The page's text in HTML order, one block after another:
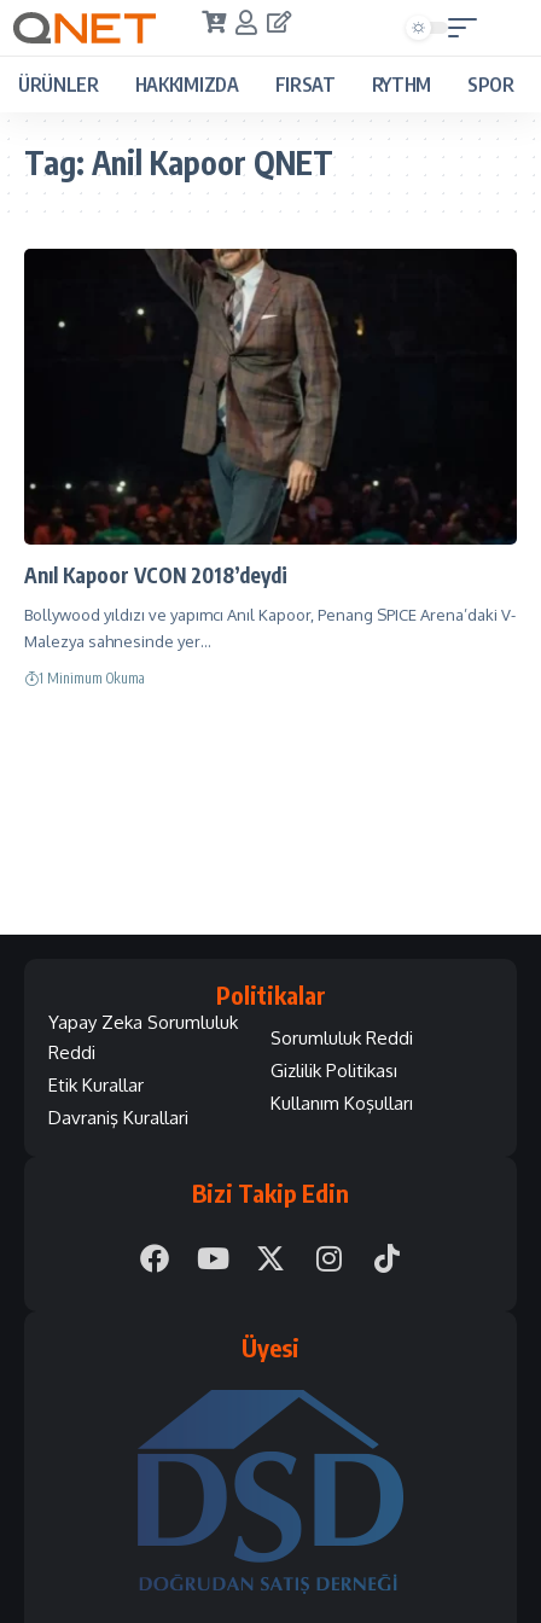
ÜRÜNLER HAKKIMIZDA FIRSAT RYTHM SPOR
Tag: Anil Kapoor QNET
Anıl Kapoor VCON 2018’deydi
Bollywood yıldızı ve yapımcı Anıl Kapoor, Penang SPICE Arena’daki V-
Malezya sahnesinde yer…
1 Minimum Okuma
Politikalar
Yapay Zeka Sorumluluk
Reddi
Etik Kurallar
Davraniş Kurallari
Sorumluluk Reddi
Gizlilik Politikası
Kullanım Koşulları
Bizi Takip Edin
Üyesi